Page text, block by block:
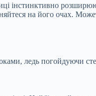
інстинктивно
на його очах.
ледь погойдуючи